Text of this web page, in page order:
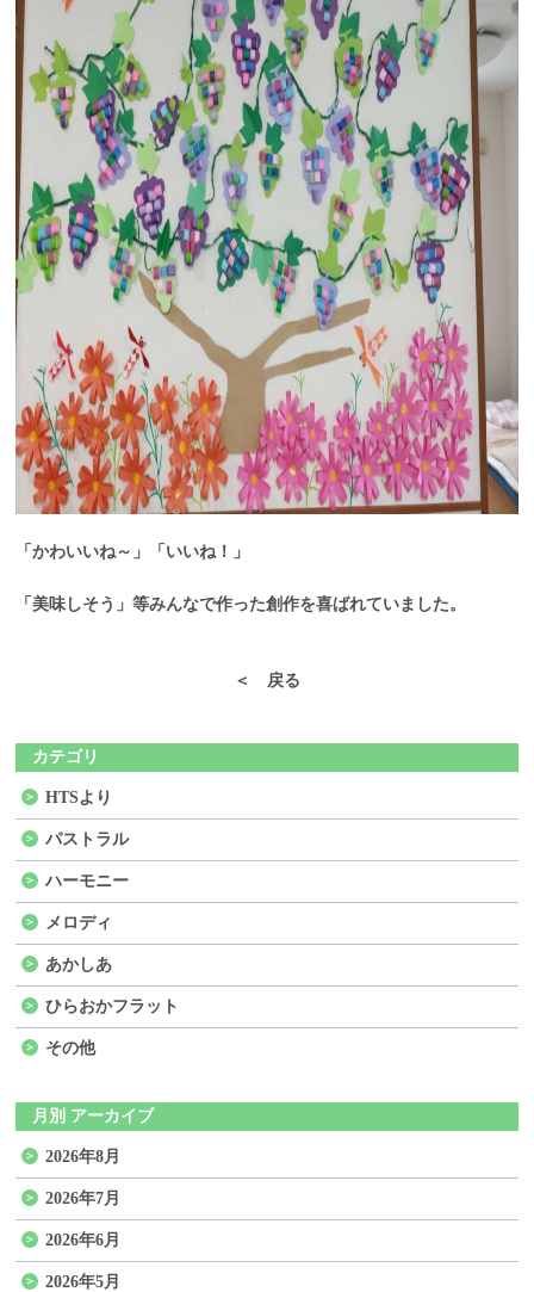
「かわいいね～」「いいね！」
「美味しそう」等みんなで作った創作を喜ばれていました。
＜ 戻る
カテゴリ
HTSより
パストラル
ハーモニー
メロディ
あかしあ
ひらおかフラット
その他
月別 アーカイブ
2026年8月
2026年7月
2026年6月
2026年5月